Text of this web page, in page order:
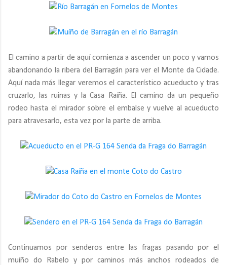
El camino a partir de aquí comienza a ascender un poco y vamos
abandonando la ribera del Barragán para ver el Monte da Cidade.
Aquí nada más llegar veremos el característico acueducto y tras
cruzarlo, las ruinas y la Casa Raíña. El camino da un pequeño
rodeo hasta el mirador sobre el embalse y vuelve al acueducto
para atravesarlo, esta vez por la parte de arriba.
Continuamos por senderos entre las fragas pasando por el
muíño do Rabelo y por caminos más anchos rodeados de